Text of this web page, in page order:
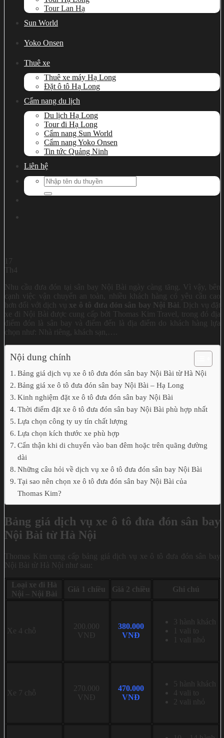
Tour Lan Hạ
Sun World
Yoko Onsen
Thuê xe
Thuê xe máy Hạ Long
Đặt ô tô Hạ Long
Cẩm nang du lịch
Du lịch Hạ Long
Tour đi Hạ Long
Cẩm nang Sun World
Cẩm nang Yoko Onsen
Tin tức Quảng Ninh
Liên hệ
Search
for:
17
Th4
Nhu cầu đưa đón tại sân bay Nội Bài ngày càng tăng. Vì vậy, bên
cạnh việc vận chuyển an toàn, nhiều khách hàng có yêu cầu cao
hơn đối với dịch vụ xe ô tô đưa đón sân bay Nội Bài
Dịch vụ đặt
xe đi Nội Bài được cung cấp bởi Thomas Kim Travel, trong đó địa
điểm đón là sân bay và điểm đến là địa điểm do khách hàng lựa
chọn như: Nhà riêng, khách sạn,….
Nội dung chính
Bảng giá dịch vụ xe ô tô đưa đón sân bay Nội Bài từ Hà Nội
Bảng giá xe ô tô đưa đón sân bay Nội Bài – Hạ Long
Kinh nghiệm đặt xe ô tô đưa đón sân bay Nội Bài
Thời điểm đặt xe ô tô đưa đón sân bay Nội Bài phù hợp nhất
Lựa chọn công ty uy tín chất lượng
Lựa chọn kích thước xe phù hợp
Cẩn thận khi di chuyển vào ban đêm hoặc trên quãng đường
dài
Những câu hỏi về dịch vụ xe ô tô đưa đón sân bay Nội Bài
Tại sao nên chọn xe ô tô đưa đón sân bay Nội Bài của
Thomas Kim?
Bảng giá dịch vụ xe ô tô đưa đón sân bay
Nội Bài từ Hà Nội
Thomas Kim cung cấp bảng giá dịch vụ xe ô tô đưa đón sân bay
Nội Bài từ Hà Nội như sau:
Loại xe đi Hà
Nội – Nội Bài
Giá 1 chiều Giá 2 chiều Ghi chú
Xe 4 chỗ
200.000
VNĐ
380.000
VNĐ
3 hành khách
1 vali to
1 vali nhỏ
Xe 7 chỗ
270.000
VNĐ
470.000
VNĐ
5 hành khách
4 vali to
2 vali nhỏ